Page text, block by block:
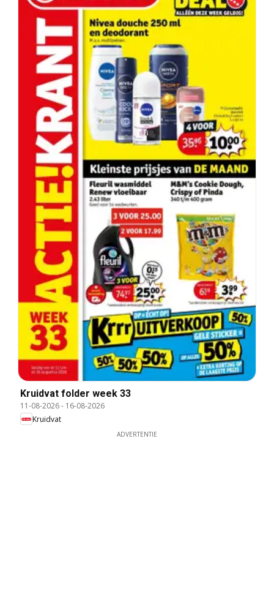
Kruidvat folder week 33
11-08-2026- 16-08-2026
Kruidvat
ADVERTENTIE